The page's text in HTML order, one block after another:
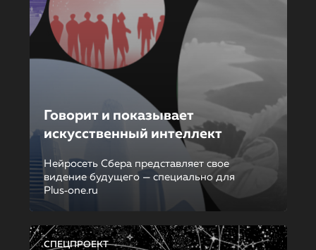
Говорит и показывает
искусственный интеллект
Нейросеть Сбера представляет свое
видение будущего — специально для
Plus‑one.ru
СПЕЦПРОЕКТ